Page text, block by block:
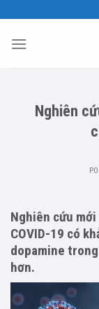
content
Nghiên
Nghiên cứu
COVID-19 có
dopamine
hơn.